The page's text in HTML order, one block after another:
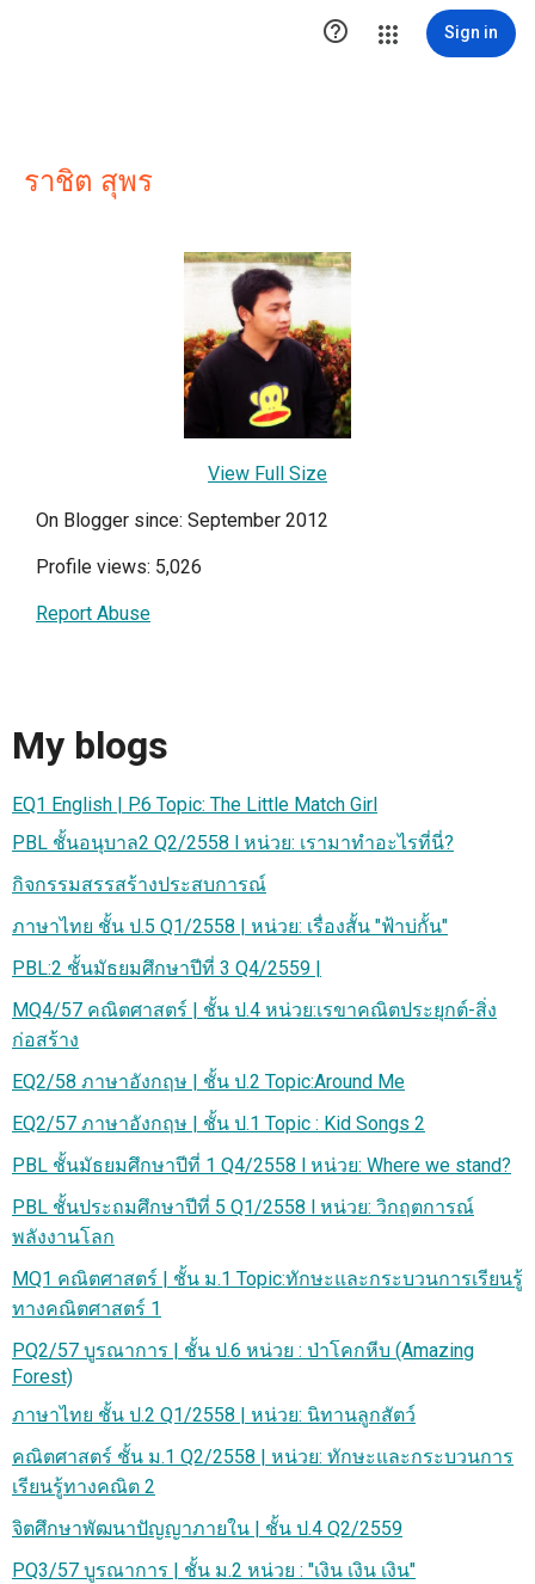
 Sign in
ราชิต สุพร
View Full Size
On Blogger since: September 2012
Profile views: 5,026
Report Abuse
My blogs
EQ1 English | P.6 Topic: The Little Match Girl
PBL ชั้นอนุบาล2 Q2/2558 l หน่วย: เรามาทำอะไรที่นี่?
กิจกรรมสรรสร้างประสบการณ์
ภาษาไทย ชั้น ป.5 Q1/2558 | หน่วย: เรื่องสั้น "ฟ้าบ่กั้น"
PBL:2 ชั้นมัธยมศึกษาปีที่ 3 Q4/2559 |
MQ4/57 คณิตศาสตร์ | ชั้น ป.4 หน่วย:เรขาคณิตประยุกต์-สิ่ง
ก่อสร้าง
EQ2/58 ภาษาอังกฤษ | ชั้น ป.2 Topic:Around Me
EQ2/57 ภาษาอังกฤษ | ชั้น ป.1 Topic : Kid Songs 2
PBL ชั้นมัธยมศึกษาปีที่ 1 Q4/2558 l หน่วย: Where we stand?
PBL ชั้นประถมศึกษาปีที่ 5 Q1/2558 l หน่วย: วิกฤตการณ์
พลังงานโลก
MQ1 คณิตศาสตร์ | ชั้น ม.1 Topic:ทักษะและกระบวนการเรียนรู้
ทางคณิตศาสตร์ 1
PQ2/57 บูรณาการ | ชั้น ป.6 หน่วย : ป่าโคกหีบ (Amazing
Forest)
ภาษาไทย ชั้น ป.2 Q1/2558 | หน่วย: นิทานลูกสัตว์
คณิตศาสตร์ ชั้น ม.1 Q2/2558 | หน่วย: ทักษะและกระบวนการ
เรียนรู้ทางคณิต 2
จิตศึกษาพัฒนาปัญญาภายใน | ชั้น ป.4 Q2/2559
PQ3/57 บูรณาการ | ชั้น ม.2 หน่วย : "เงิน เงิน เงิน"